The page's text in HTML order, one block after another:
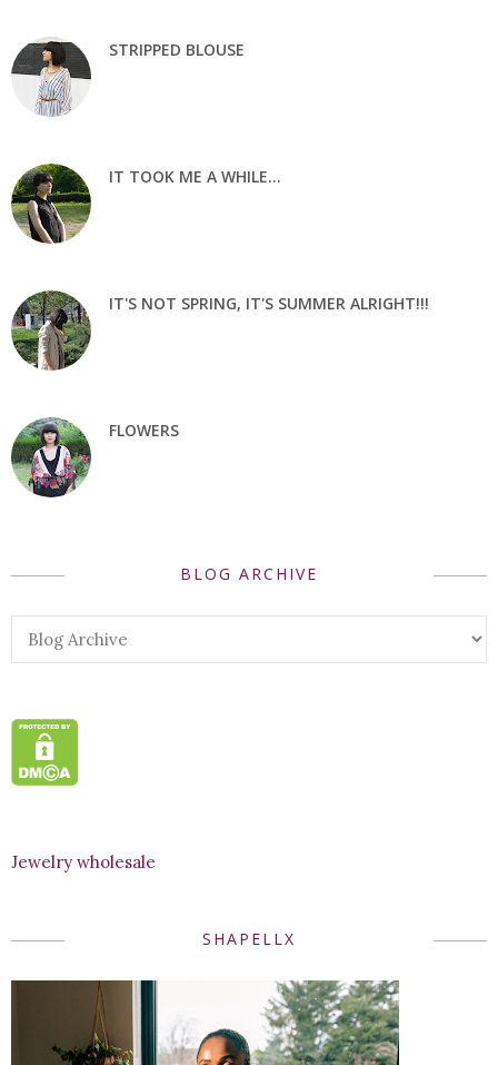
STRIPPED BLOUSE
IT TOOK ME A WHILE...
IT'S NOT SPRING, IT'S SUMMER ALRIGHT!!!
FLOWERS
BLOG ARCHIVE
Jewelry wholesale
SHAPELLX